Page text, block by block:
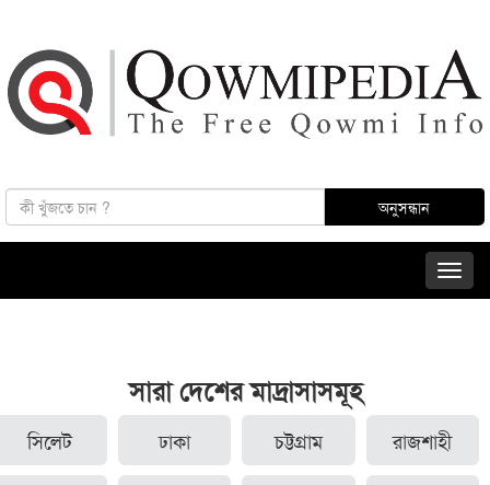
সারা দেশের মাদ্রাসাসমূহ
সিলেট ঢাকা চট্টগ্রাম রাজশাহী